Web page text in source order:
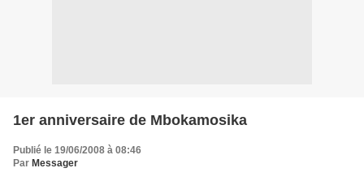
1er anniversaire de Mbokamosika
Publié le 19/06/2008 à 08:46
Par Messager